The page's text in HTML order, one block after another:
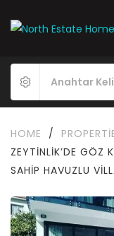
HOME /
ZEYTINLIK’DE GÖZ
SAHIP HAVUZLU